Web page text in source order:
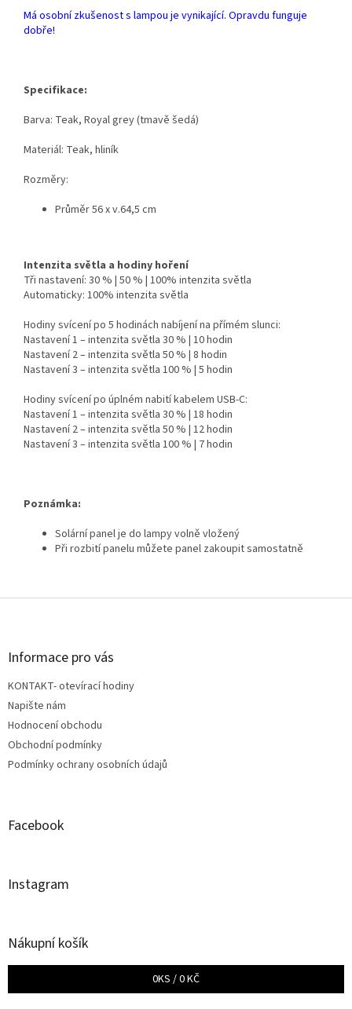
Má osobní zkušenost s lampou je vynikající. Opravdu funguje
dobře!
Specifikace:
Barva: Teak, Royal grey (tmavě šedá)
Materiál: Teak, hliník
Rozměry:
Průměr 56 x v.64,5 cm
Intenzita světla a hodiny hoření
Tři nastavení: 30 % | 50 % | 100% intenzita světla
Automaticky: 100% intenzita světla
Hodiny svícení po 5 hodinách nabíjení na přímém slunci:
Nastavení 1 – intenzita světla 30 % | 10 hodin
Nastavení 2 – intenzita světla 50 % | 8 hodin
Nastavení 3 – intenzita světla 100 % | 5 hodin
Hodiny svícení po úplném nabití kabelem USB-C:
Nastavení 1 – intenzita světla 30 % | 18 hodin
Nastavení 2 – intenzita světla 50 % | 12 hodin
Nastavení 3 – intenzita světla 100 % | 7 hodin
Poznámka:
Solární panel je do lampy volně vložený
Při rozbití panelu můžete panel zakoupit samostatně
Z
Informace pro vás
KONTAKT- otevírací hodiny
Napište nám
Hodnocení obchodu
Obchodní podmínky
Podmínky ochrany osobních údajů
Facebook
Instagram
Nákupní košík
0KS /0 KČ